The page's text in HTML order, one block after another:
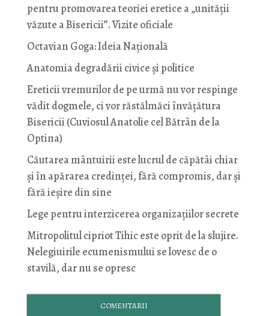
pentru promovarea teoriei eretice a „unității
văzute a Bisericii”. Vizite oficiale
Octavian Goga: Ideia Naţională
Anatomia degradării civice și politice
Ereticii vremurilor de pe urmă nu vor respinge
vădit dogmele, ci vor răstălmăci învățătura
Bisericii (Cuviosul Anatolie cel Bătrân de la
Optina)
Căutarea mântuirii este lucrul de căpătâi chiar
și în apărarea credinței, fără compromis, dar și
fără ieșire din sine
Lege pentru interzicerea organizaţiilor secrete
Mitropolitul cipriot Tihic este oprit de la slujire.
Nelegiuirile ecumenismului se lovesc de o
stavilă, dar nu se opresc
COMENTARII